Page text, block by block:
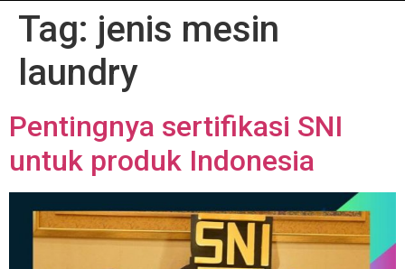
Tag: jenis mesin
laundry
Pentingnya sertifikasi SNI
untuk produk Indonesia